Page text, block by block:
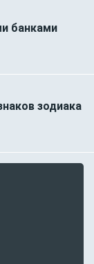
банками
зодиака